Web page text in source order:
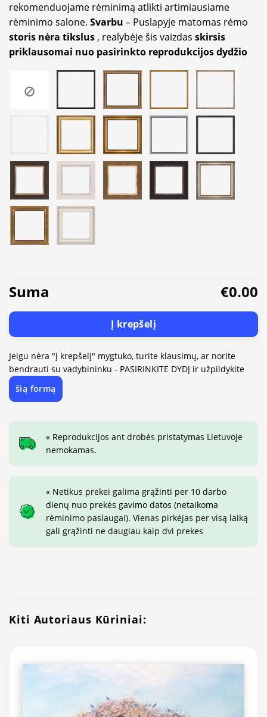
rekomenduojame rėminimą atlikti artimiausiame
rėminimo salone. Svarbu – Puslapyje matomas rėmo
storis nėra tikslus , realybėje šis vaizdas skirsis
priklausomai nuo pasirinkto reprodukcijos dydžio
Suma €0.00
Į krepšelį
Jeigu nėra "į krepšelį" mygtuko, turite klausimų, ar norite
bendrauti su vadybininku - PASIRINKITE DYDĮ ir užpildykite
šią formą
« Reprodukcijos ant drobės pristatymas Lietuvoje
nemokamas.
« Netikus prekei galima grąžinti per 10 darbo
dienų nuo prekės gavimo datos (netaikoma
rėminimo paslaugai). Vienas pirkėjas per visą laiką
gali grąžinti ne daugiau kaip dvi prekes
Kiti Autoriaus Kūriniai: